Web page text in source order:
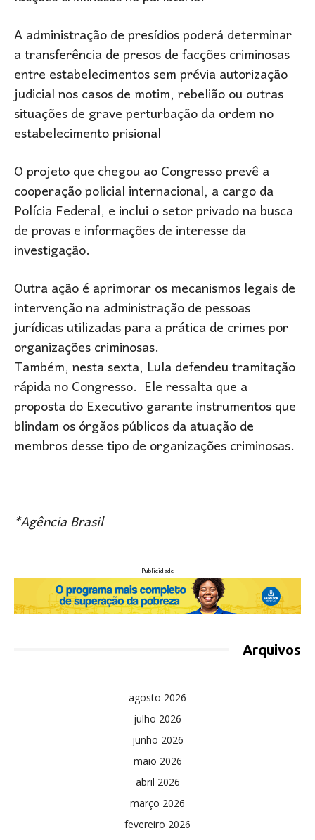
A administração de presídios poderá determinar
a transferência de presos de facções criminosas
entre estabelecimentos sem prévia autorização
judicial nos casos de motim, rebelião ou outras
situações de grave perturbação da ordem no
estabelecimento prisional
O projeto que chegou ao Congresso prevê a
cooperação policial internacional, a cargo da
Polícia Federal, e inclui o setor privado na busca
de provas e informações de interesse da
investigação.
Outra ação é aprimorar os mecanismos legais de
intervenção na administração de pessoas
jurídicas utilizadas para a prática de crimes por
organizações criminosas.
Também, nesta sexta, Lula defendeu tramitação
rápida no Congresso. Ele ressalta que a
proposta do Executivo garante instrumentos que
blindam os órgãos públicos da atuação de
membros desse tipo de organizações criminosas.
*Agência Brasil
Publicidade
Arquivos
agosto 2026
julho 2026
junho 2026
maio 2026
abril 2026
março 2026
fevereiro 2026